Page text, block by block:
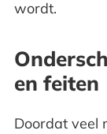
wordt.
en feiten
Doordat veel